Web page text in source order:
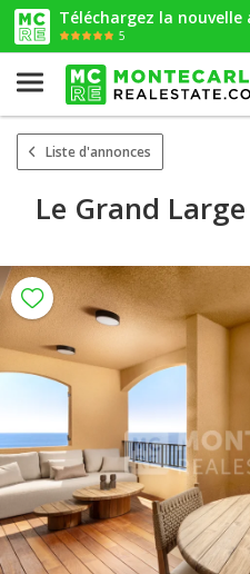
Téléchargez la nouvelle
5
Liste d'annonces
Le Grand